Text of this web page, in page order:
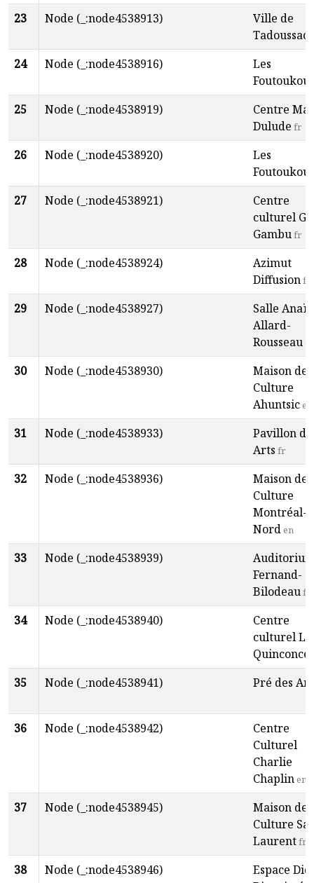
23
Node (_:node4538913)
Ville de
Tadoussac
24 Node (_:node4538916)
Les
25
Node (_:node4538919)
Centre
Dulude fr
26 Node (_:node4538920)
Les
27
Node (_:node4538921)
Centre
culturel
Gambufr
28 Node (_:node4538924)
Azimut
Diffusionfr
29 Node (_:node4538927)
Salle
Allard-
Rousseau
30 Node (_:node4538930)
Maison de
Culture
Ahuntsicen
31 Node (_:node4538933)
Pavillon
Arts fr
32 Node (_:node4538936)
Maison de
Culture
Montréal-
Norden
33 Node (_:node4538939)
Fernand-
Bilodeaufr
34 Node (_:node4538940)
Centre
culturel
Quinconces
35
Node (_:node4538941) Pré des
36 Node (_:node4538942)
Centre
Culturel
Charlie
Chaplinen
37 Node (_:node4538945)
Maison de
Culture
Laurentfr
38 Node (_:node4538946)
Espace